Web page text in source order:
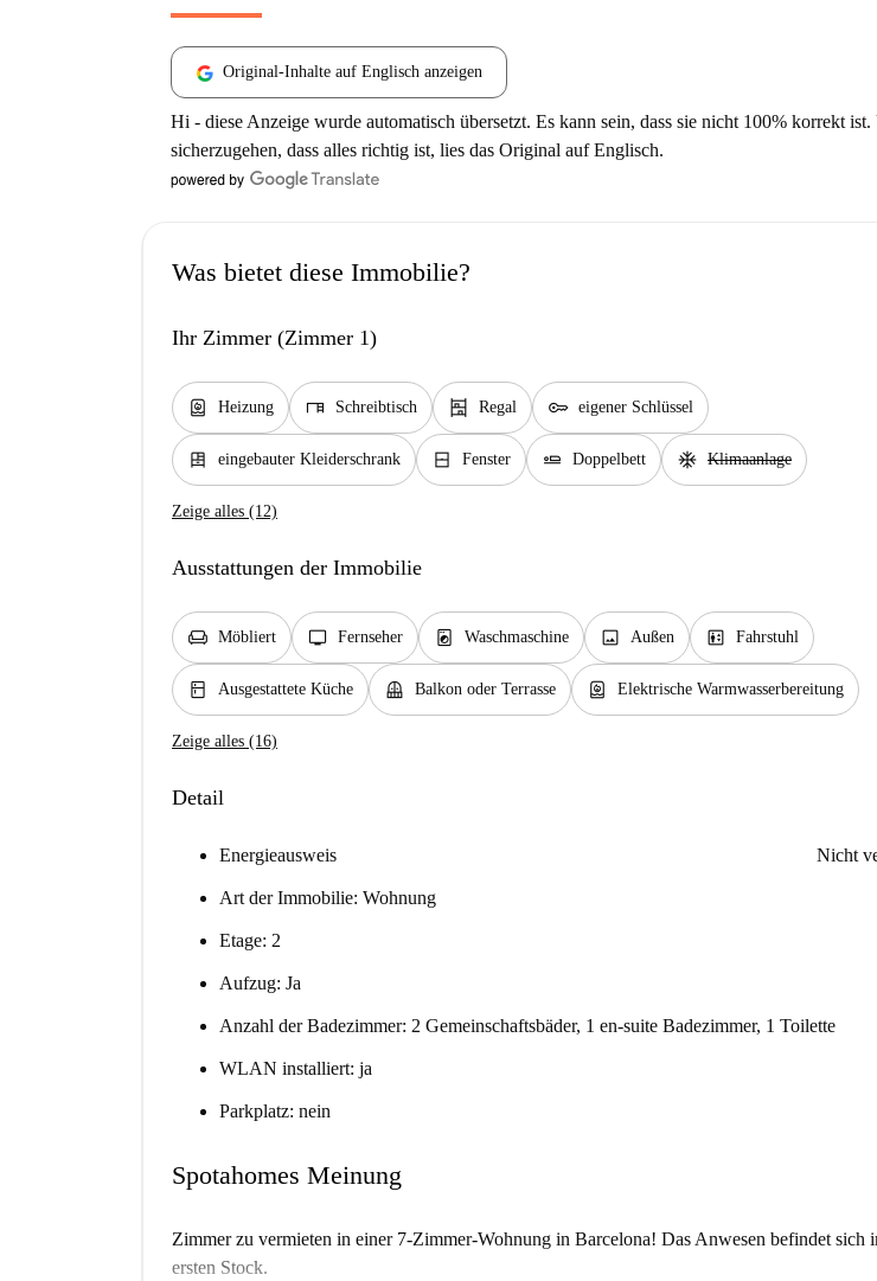
Original-Inhalte auf Englisch anzeigen
Hi - diese Anzeige wurde automatisch übersetzt. Es kann sein, dass sie nicht 100% korrekt
sicherzugehen, dass alles richtig ist, lies das Original auf Englisch.
Was bietet diese Immobilie?
Ihr Zimmer (Zimmer 1)
water_heater Heizung desk Schreibtisch shelves Regal key eigener Schlüssel
dresser eingebauter Kleiderschrank window_closed Fenster airline_seat_flat Doppelbett ac_unit Klimaanlage
Zeige alles (12)
Ausstattungen der Immobilie
chair Möbliert tv Fernseher local_laundry_service Waschmaschine image Außen elevator Fahrstuhl
kitchen Ausgestattete Küche balcony Balkon oder Terrasse water_heater Elektrische Warmwasserbereitung
Zeige alles (16)
Detail
Energieausweis Nicht
Art der Immobilie: Wohnung
Etage: 2
Aufzug: Ja
Anzahl der Badezimmer: 2 Gemeinschaftsbäder, 1 en-suite Badezimmer, 1 Toilette
WLAN installiert: ja
Parkplatz: nein
Spotahomes Meinung
Zimmer zu vermieten in einer 7-Zimmer-Wohnung in Barcelona! Das Anwesen befindet sich
ersten Stock.